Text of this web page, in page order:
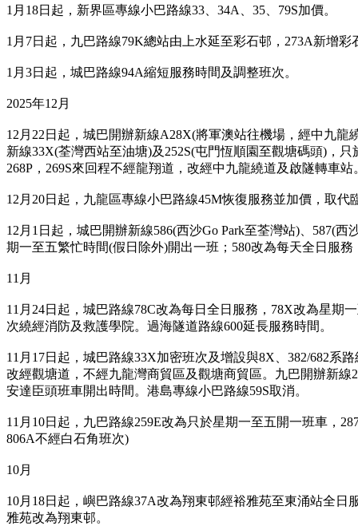
1月18日起，新界區專線小巴路線33、34A、35、79S加價。
1月7日起，九巴路線79K總站由上水延至彩石邨，273A新增彩
1月3日起，城巴路線94A縮短服務時間及調整班次。
2025年12月
12月22日起，城巴開辦新線A28X(將軍澳站往機場，經中九
新線33X(荃灣西站至油塘)及252S(屯門恆順園至觀塘碼頭)，
268P，269S來回程不經龍翔道，改經中九龍繞道及啟隧轉車站
12月20日起，九龍區專線小巴路線45M恢復服務並加價，取代
12月1日起，城巴開辦新線586(西沙Go Park至荃灣站)、587(
期一至五繁忙時間(假日除外)開出一班；580改為每天全日服
11月
11月24日起，城巴路線78C改為每日全日服務，78X改為星期
次繞經消防及救護學院。過海隧道路線600延長服務時間。
11月17日起，城巴路線33X加密班次及增設與8X、382/682系
改經觀塘道，不經九龍灣商貿區及觀塘商貿區。九巴開辦新
安達臣頭班車開出時間。港島專線小巴路線59S取消。
11月10日起，九巴路線259E改為只於星期一至五開一班車，
806A不經白石角班次)
10月
10月18日起，嶼巴路線37A改為翔東邨經裕雅苑至東涌站全
雅苑改為翔東邨。